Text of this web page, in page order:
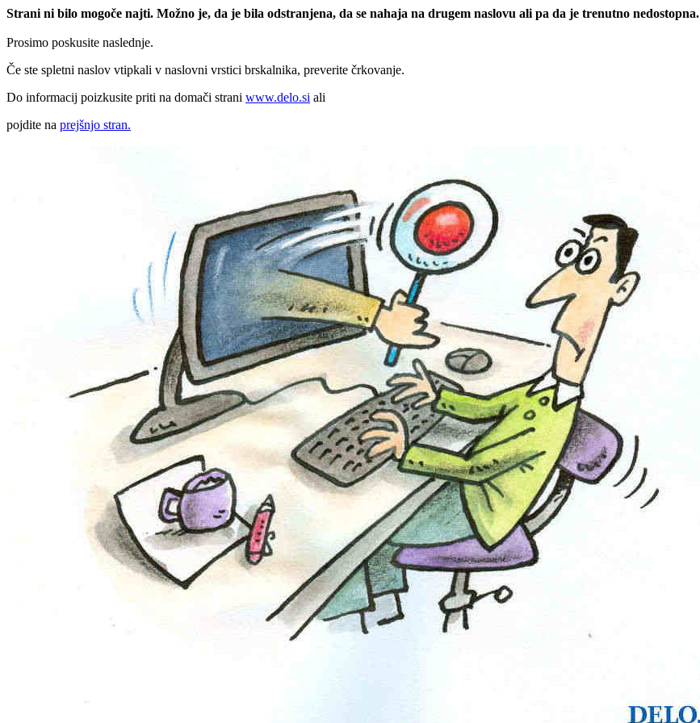
Strani ni bilo mogoče najti. Možno je, da je bila odstranjena, da se nahaja na drugem naslovu ali pa da je trenutno nedostopna.
Prosimo poskusite naslednje.
Če ste spletni naslov vtipkali v naslovni vrstici brskalnika, preverite črkovanje.
Do informacij poizkusite priti na domači strani www.delo.si ali
pojdite na prejšnjo stran.